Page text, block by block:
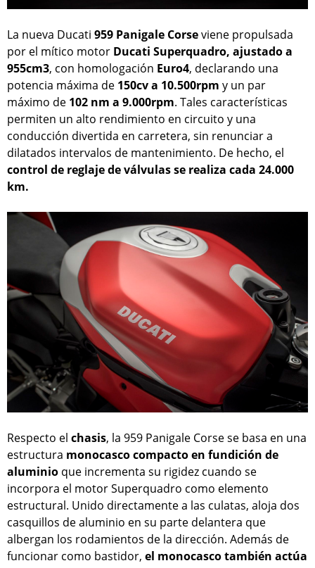
La nueva Ducati 959 Panigale Corseviene propulsada
por el mítico motor Ducati Superquadro, ajustado a
955cm3, con homologación Euro4, declarando una
potencia máxima de 150cv a 10.500rpm y un par
máximo de 102 nm a 9.000rpm. Tales características
permiten un alto rendimiento en circuito y una
conducción divertida en carretera, sin renunciar a
dilatados intervalos de mantenimiento. De hecho, el
control de reglaje de válvulas se realiza cada 24.000
km.
Respecto el chasis, la 959 Panigale Corse se basa en una
estructura monocasco compacto en fundición de
aluminio que incrementa su rigidez cuando se
incorpora el motor Superquadro como elemento
estructural. Unido directamente a las culatas, aloja dos
casquillos de aluminio en su parte delantera que
albergan los rodamientos de la dirección. Además de
funcionar como bastidor, el monocasco también actúa